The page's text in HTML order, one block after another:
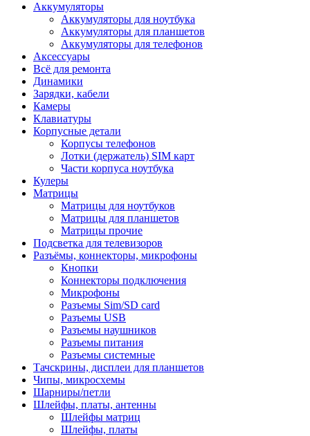
Аккумуляторы
Аккумуляторы для ноутбука
Аккумуляторы для планшетов
Аккумуляторы для телефонов
Аксессуары
Всё для ремонта
Динамики
Зарядки, кабели
Камеры
Клавиатуры
Корпусные детали
Корпусы телефонов
Лотки (держатель) SIM карт
Части корпуса ноутбука
Кулеры
Матрицы
Матрицы для ноутбуков
Матрицы для планшетов
Матрицы прочие
Подсветка для телевизоров
Разъёмы, коннекторы, микрофоны
Кнопки
Коннекторы подключения
Микрофоны
Разъемы Sim/SD card
Разъемы USB
Разъемы наушников
Разъемы питания
Разъемы системные
Тачскрины, дисплеи для планшетов
Чипы, микросхемы
Шарниры/петли
Шлейфы, платы, антенны
Шлейфы матриц
Шлейфы, платы